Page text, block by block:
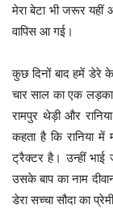
मेरा बेटा भी जरूर
वापिस आ गई।
कुछ दिनों बाद हमें डेरे
चार साल का एक
रामपुर थेड़ी और
कहता है कि रानिया में
ट्रैक्टर है। उन्हीं
उसके बाप का नाम
डेरा सच्चा सौदा का